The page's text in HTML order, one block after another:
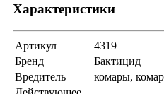
Характеристики
Артикул
4319
Бренд
Бактицид
Вредитель
комары,